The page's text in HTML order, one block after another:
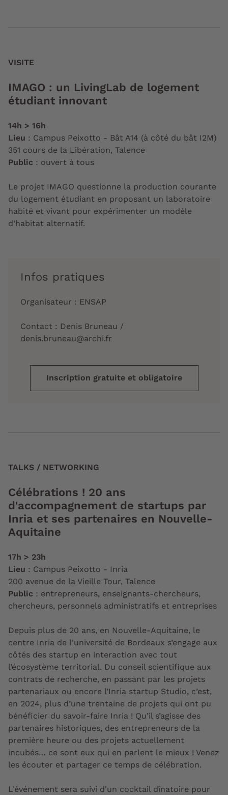
VISITE
IMAGO : un LivingLab de logement
étudiant innovant
14h > 16h
Lieu : Campus Peixotto - Bât A14 (à côté du bât I2M)
351 cours de la Libération, Talence
Public : ouvert à tous
Le projet IMAGO questionne la production courante
du logement étudiant en proposant un laboratoire
habité et vivant pour expérimenter un modèle
d’habitat alternatif.
Infos pratiques
Organisateur : ENSAP
Contact : Denis Bruneau /
denis.bruneau@archi.fr
Inscription gratuite et obligatoire
TALKS / NETWORKING
Célébrations ! 20 ans
d'accompagnement de startups par
Inria et ses partenaires en Nouvelle-
Aquitaine
17h > 23h
Lieu : Campus Peixotto - Inria
200 avenue de la Vieille Tour, Talence
Public : entrepreneurs, enseignants-chercheurs,
chercheurs, personnels administratifs et entreprises
Depuis plus de 20 ans, en Nouvelle-Aquitaine, le
centre Inria de l'université de Bordeaux s’engage aux
côtés des startup en interaction avec tout
l’écosystème territorial. Du conseil scientifique aux
contrats de recherche, en passant par les projets
partenariaux ou encore l’Inria startup Studio, c’est,
en 2024, plus d’une trentaine de projets qui ont pu
bénéficier du savoir-faire Inria ! Qu’il s’agisse des
partenaires historiques, des entrepreneurs de la
première heure ou des projets actuellement
incubés… ce sont eux qui en parlent le mieux ! Venez
les écouter et partager ce temps de célébration.
L'événement sera suivi d'un cocktail dînatoire pour